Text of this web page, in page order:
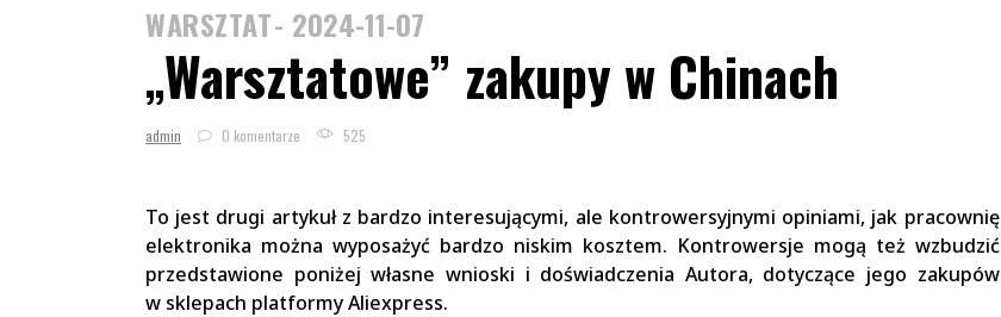
WARSZTAT 2024-11-07
„Warsztatowe” zakupy w Chinach
admin 0 komentarze 525
To jest drugi artykuł z bardzo interesującymi, ale kontrowersyjnymi opiniami, jak pracownię
elektronika można wyposażyć bardzo niskim kosztem. Kontrowersje mogą też wzbudzić
przedstawione poniżej własne wnioski i doświadczenia Autora, dotyczące jego zakupów
w sklepach platformy Aliexpress.